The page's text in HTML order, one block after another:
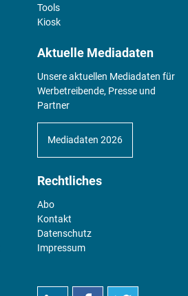
Tools
Kiosk
Aktuelle Mediadaten
Unsere aktuellen Mediadaten für
Werbetreibende, Presse und
Partner
Mediadaten 2026
Rechtliches
Abo
Kontakt
Datenschutz
Impressum